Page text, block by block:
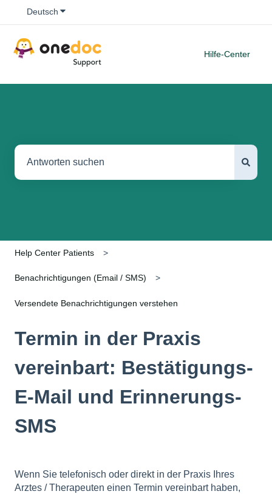
Deutsch Untermenü für Übersetzungen anzeigen
Hilfe-Center
Help Center Patients
Benachrichtigungen (Email / SMS)
Versendete Benachrichtigungen verstehen
Termin in der Praxis
vereinbart: Bestätigungs-
E-Mail und Erinnerungs-
SMS
Wenn Sie telefonisch oder direkt in der Praxis Ihres
Arztes / Therapeuten einen Termin vereinbart haben,